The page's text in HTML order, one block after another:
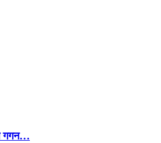
गगन…